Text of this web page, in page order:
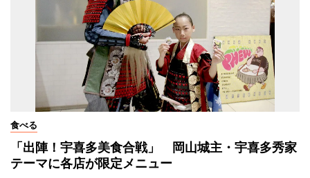
食べる
「出陣！宇喜多美食合戦」 岡山城主・宇喜多秀家
テーマに各店が限定メニュー